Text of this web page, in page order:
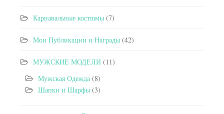
Карнавальные костюмы (7)
Мои Публикации и Награды (42)
МУЖСКИЕ МОДЕЛИ (11)
Мужская Одежда (8)
Шапки и Шарфы (3)